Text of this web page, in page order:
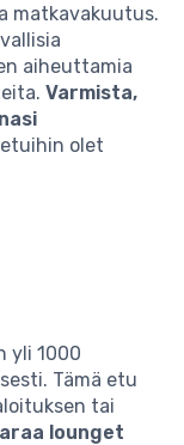
matkavakuutus.
aiheuttamia
Varmista,
olet
yli 1000
Tämä etu
tai
lounget